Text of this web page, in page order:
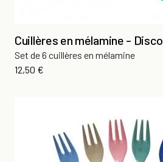
Cuillères en mélamine - Disco
Set de 6 cuillères en mélamine
Prix
12,50 €